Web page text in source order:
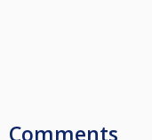
Comments